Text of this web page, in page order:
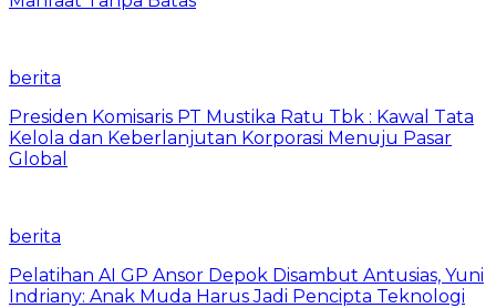
berita
Presiden Komisaris PT Mustika Ratu Tbk : Kawal Tata
Kelola dan Keberlanjutan Korporasi Menuju Pasar
Global
berita
Pelatihan AI GP Ansor Depok Disambut Antusias, Yuni
Indriany: Anak Muda Harus Jadi Pencipta Teknologi